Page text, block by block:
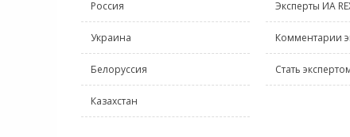
Россия
Украина
Белоруссия
Казахстан
Эксперты ИА
Комментарии
Стать